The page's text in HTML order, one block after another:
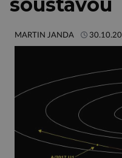
MARTIN JANDA